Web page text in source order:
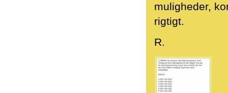
muligheder,
rigtigt.
R.